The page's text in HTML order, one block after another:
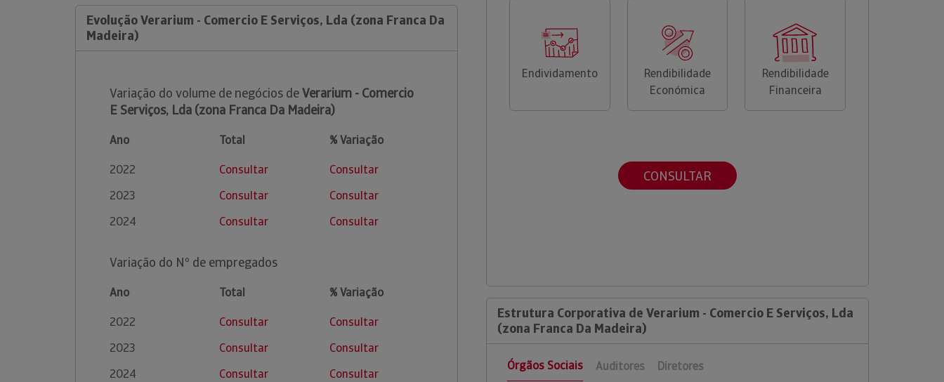
Evolução Verarium - Comercio E Serviços, Lda (zona Franca Da
Madeira)
Variação do volume de negócios deVerarium - Comercio
E Serviços, Lda (zona Franca Da Madeira)
Ano Total
% Variação
2022
Consultar
Consultar
2023
Consultar
Consultar
2024
Consultar Consultar
Variação do Nº de empregados
Ano Total
% Variação
2022
Consultar
Consultar
2023
Consultar
Consultar
2024
Consultar Consultar
Endividamento
Rendibilidade
Económica
Rendibilidade
Financeira
CONSULTAR
Estrutura Corporativa de Verarium - Comercio E Serviços, Lda
(zona Franca Da Madeira)
Órgãos Sociais Auditores Diretores